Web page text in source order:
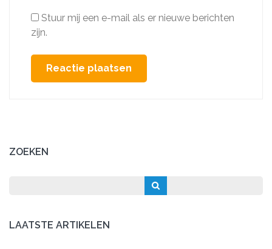
Stuur mij een e-mail als er nieuwe berichten
zijn.
ZOEKEN
LAATSTE ARTIKELEN